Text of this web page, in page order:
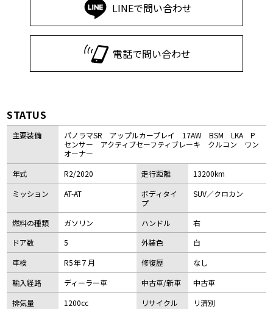
LINEで問い合わせ
電話で問い合わせ
STATUS
主要装備
パノラマSR アップルカープレイ 17AW BSM LKA P
センサー アクティブセーフティブレーキ クルコン ワン
オーナー
年式
R2/2020 走行距離
13200km
ミッション
AT-AT
ボディタイ
プ
SUV／クロカン
燃料の種類 ガソリン ハンドル
右
ドア数
5 外装色
白
車検
R5年７月 修復歴
なし
輸入経路
ディーラー車 中古車/新車
中古車
排気量
1200cc リサイクル
リ済別